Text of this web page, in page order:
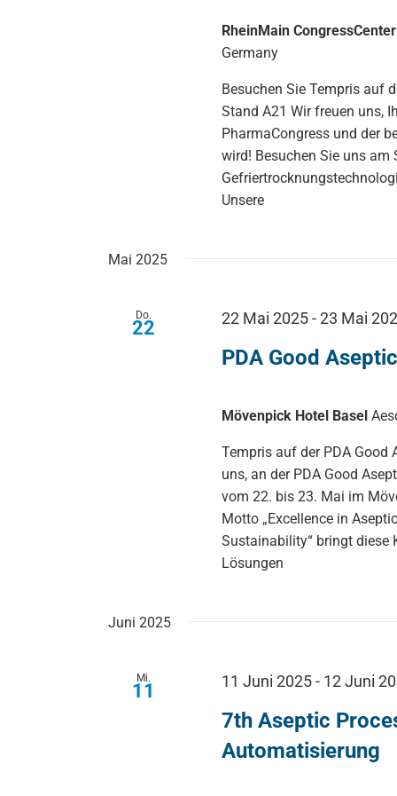
RheinMain
Germany
Besuchen Sie Tempris auf
Stand A21 Wir freuen uns,
PharmaCongress und der
wird! Besuchen Sie uns am
Unsere
Mai 2025
Do.
22
PDA Good
22 Mai 2025- 23 Mai
Mövenpick Hotel Basel
Tempris auf der PDA Good
uns, an der PDA Good
vom 22. bis 23. Mai im
Motto „Excellence in
Sustainability“ bringt diese
Lösungen
Juni 2025
Mi.
11
7th Aseptic
Automatisierung
11 Juni 2025- 12 Juni